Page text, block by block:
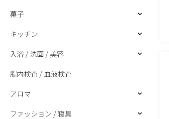
菓子
キッチン
入浴 / 洗面 / 美容
腸内検査 / 血液検査
アロマ
ファッション / 寝具